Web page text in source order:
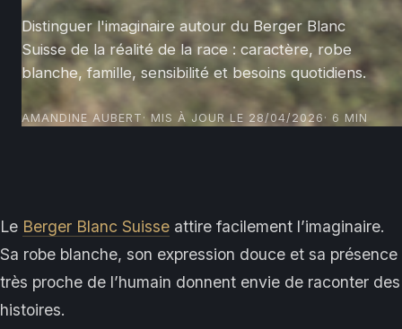
Distinguer l'imaginaire autour du Berger Blanc
Suisse de la réalité de la race : caractère, robe
blanche, famille, sensibilité et besoins quotidiens.
AMANDINE AUBERT · MIS À JOUR LE 28/04/2026 · 6 MIN
Le Berger Blanc Suisse attire facilement l’imaginaire.
Sa robe blanche, son expression douce et sa présence
très proche de l’humain donnent envie de raconter des
histoires.